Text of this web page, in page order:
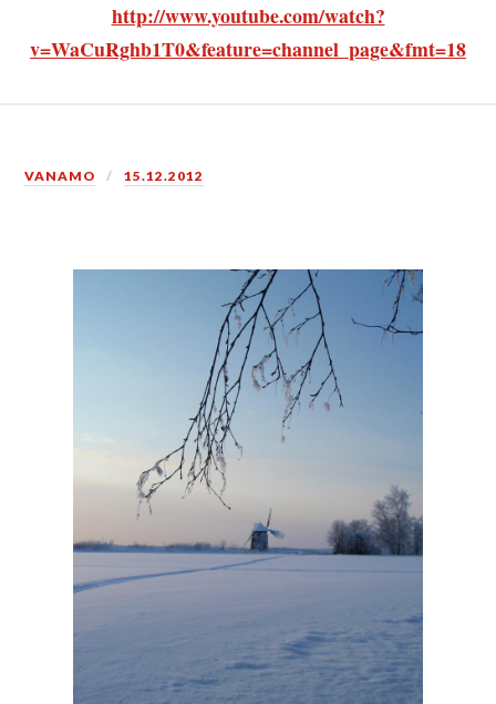
http://www.youtube.com/watch?
v=WaCuRghb1T0&feature=channel_page&fmt=18
VANAMO 15.12.2012